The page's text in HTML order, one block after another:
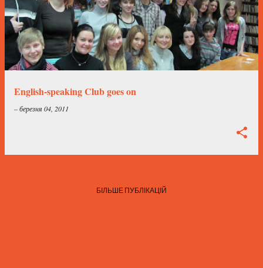
English-speaking Club goes on
–березня 04, 2011
БІЛЬШЕ ПУБЛІКАЦІЙ